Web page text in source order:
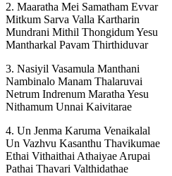
2. Maaratha Mei Samatham Evvar
Mitkum Sarva Valla Kartharin
Mundrani Mithil Thongidum Yesu
Mantharkal Pavam Thirthiduvar
3. Nasiyil Vasamula Manthani
Nambinalo Manam Thalaruvai
Netrum Indrenum Maratha Yesu
Nithamum Unnai Kaivitarae
4. Un Jenma Karuma Venaikalal
Un Vazhvu Kasanthu Thavikumae
Ethai Vithaithai Athaiyae Arupai
Pathai Thavari Valthidathae